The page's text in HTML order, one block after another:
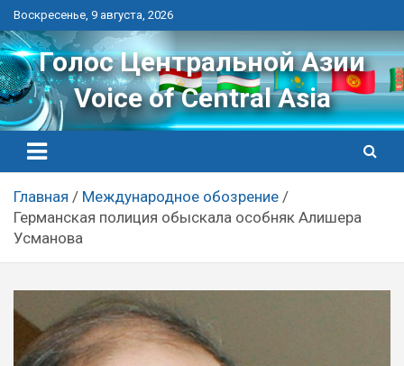
Перейти
к
контенту
Воскресенье, 9 августа, 2026
Голос Центральной Азии
Voice of Central Asia
Главная
Международное обозрение
Германская полиция обыскала особняк Алишера
Усманова